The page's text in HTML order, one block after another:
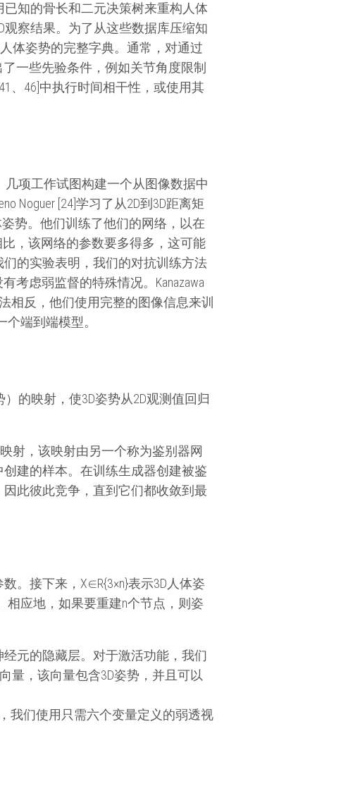
已知的骨长和二元决策树来重构人体
观察结果。为了从这些数据库压缩知
体姿势的完整字典。通常，对通过
一些先验条件，例如关节角度限制
、46]中执行时间相干性，或使用其
项工作试图构建一个从图像数据中
Noguer [24]学习了从2D到3D距离矩
势。他们训练了他们的网络，以在
比，该网络的参数要多得多，这可能
的实验表明，我们的对抗训练方法
考虑弱监督的特殊情况。Kanazawa
相反，他们使用完整的图像信息来训
端到端模型。
的映射，使3D姿势从2D观测值回归
射，该映射由另一个称为鉴别器网
建的样本。在训练生成器创建被鉴
此彼此竞争，直到它们都收敛到最
。接下来，X∈R{3×n}表示3D人体姿
相应地，如果要重建n个节点，则姿
元的隐藏层。对于激活功能，我们
量，该向量包含3D姿势，并且可以
我们使用只需六个变量定义的弱透视